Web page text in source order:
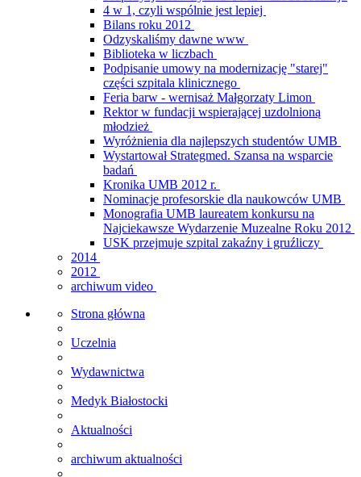
4 w 1, czyli wspólnie jest lepiej
Bilans roku 2012
Odzyskaliśmy dawne www
Biblioteka w liczbach
Podpisanie umowy na modernizację "starej"
części szpitala klinicznego
Feria barw - wernisaż Małgorzaty Limon
Rektor w fundacji wspierającej uzdolnioną
młodzież
Wyróżnienia dla najlepszych studentów UMB
Wystartował Strategmed. Szansa na wsparcie
badań
Kronika UMB 2012 r.
Nominacje profesorskie dla naukowców UMB
Monografia UMB laureatem konkursu na
Najciekawsze Wydarzenie Muzealne Roku 2012
USK przejmuje szpital zakaźny i gruźliczy
2014
2012
archiwum video
Strona główna
Uczelnia
Wydawnictwa
Medyk Białostocki
Aktualności
archiwum aktualności